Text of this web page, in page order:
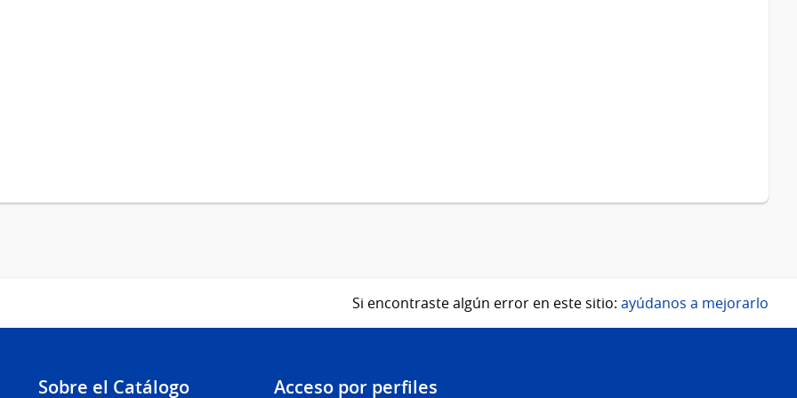
Si encontraste algún error en este sitio: ayúdanos a mejorarlo
Sobre el Catálogo Acceso por perfiles